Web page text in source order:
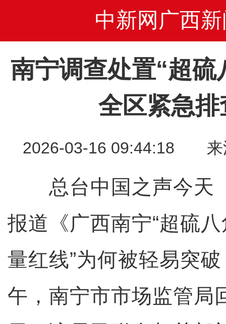
中新网广西新
南宁调查处置“超硫
全区紧急
2026-03-16 09:44:18 来
总台中国之声今天
报道《广西南宁“超硫八
量红线”为何被轻易突
午，南宁市市场监管局